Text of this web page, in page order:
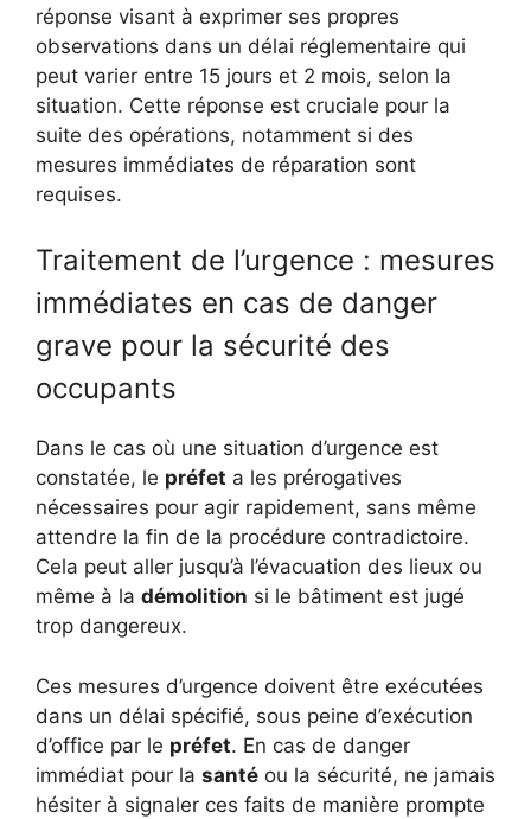
réponse visant à exprimer ses propres
observations dans un délai réglementaire qui
peut varier entre 15 jours et 2 mois, selon la
situation. Cette réponse est cruciale pour la
suite des opérations, notamment si des
mesures immédiates de réparation sont
requises.
Traitement de l’urgence : mesures
immédiates en cas de danger
grave pour la sécurité des
occupants
Dans le cas où une situation d’urgence est
constatée, le préfet a les prérogatives
nécessaires pour agir rapidement, sans même
attendre la fin de la procédure contradictoire.
Cela peut aller jusqu’à l’évacuation des lieux ou
même à la démolition si le bâtiment est jugé
trop dangereux.
Ces mesures d’urgence doivent être exécutées
dans un délai spécifié, sous peine d’exécution
d’office par le préfet. En cas de danger
immédiat pour la santé ou la sécurité, ne jamais
hésiter à signaler ces faits de manière prompte